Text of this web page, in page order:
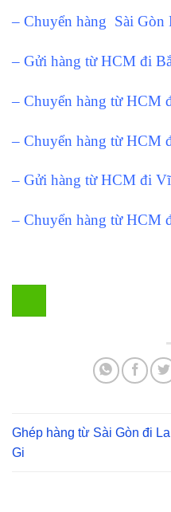
– Chuyển hàng Sài Gòn
– Gửi hàng từ HCM đi
– Chuyển hàng từ HCM
– Chuyển hàng từ HCM
– Gửi hàng từ HCM đi
– Chuyển hàng từ HCM
Ghép hàng từ Sài Gòn đi La
Gi